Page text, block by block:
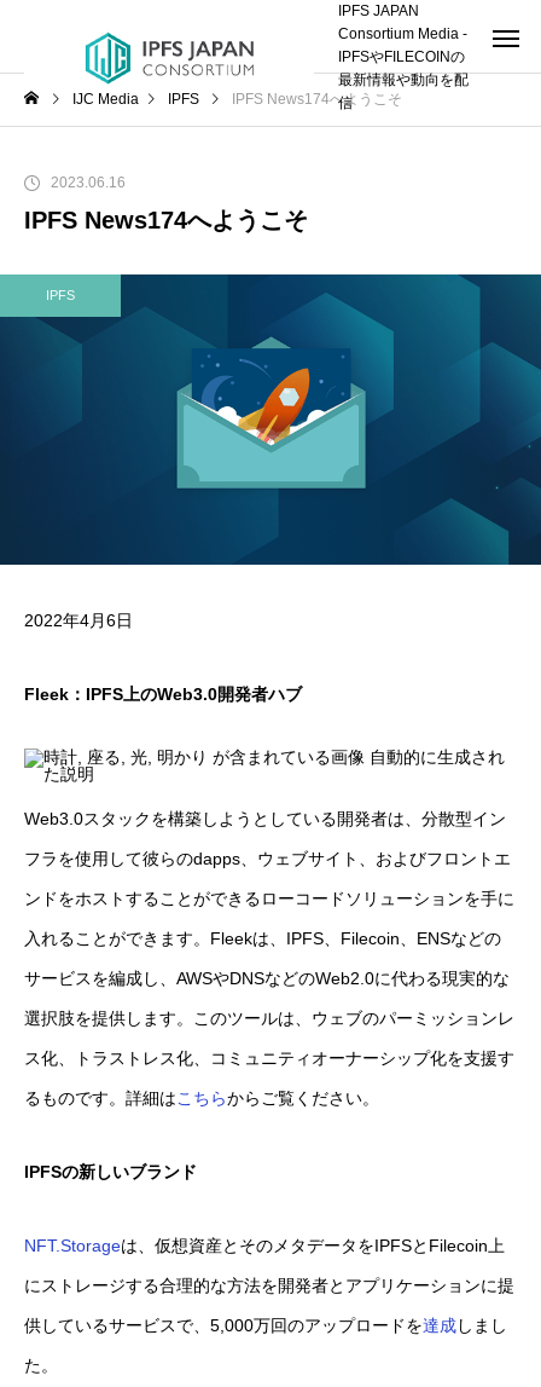
IPFS JAPAN
Consortium Media -
IPFSやFILECOINの
最新情報や動向を配
信
IJC Media IPFS IPFS News174へようこそ
2023.06.16
IPFS News174へようこそ
IPFS
2022年4月6日
Fleek：IPFS上のWeb3.0開発者ハブ
Web3.0スタックを構築しようとしている開発者は、分散型イン
フラを使用して彼らのdapps、ウェブサイト、およびフロントエ
ンドをホストすることができるローコードソリューションを手に
入れることができます。Fleekは、IPFS、Filecoin、ENSなどの
サービスを編成し、AWSやDNSなどのWeb2.0に代わる現実的な
選択肢を提供します。このツールは、ウェブのパーミッションレ
ス化、トラストレス化、コミュニティオーナーシップ化を支援す
るものです。詳細はこちらからご覧ください。
IPFSの新しいブランド
NFT.Storageは、仮想資産とそのメタデータをIPFSとFilecoin上
にストレージする合理的な方法を開発者とアプリケーションに提
供しているサービスで、5,000万回のアップロードを達成しまし
た。